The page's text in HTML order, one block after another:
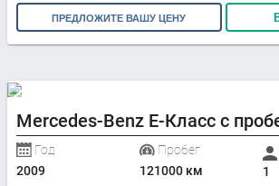
ПРЕДЛОЖИТЕ ВАШУ ЦЕНУ
Mercedes-Benz E-Класс с
Год
2009
Пробег
121000 км
1